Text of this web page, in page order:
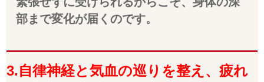
部まで変化が届くのです。
3.自律神経と気血の巡りを整え、疲れ